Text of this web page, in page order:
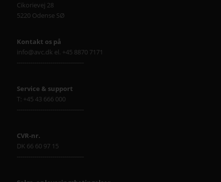
Cikorievej 28
5220 Odense SØ
Kontakt os på
info@avc.dk el. +45 8870 7171
----------------------------------
Service & support
T: +45 43 666 000
----------------------------------
CVR-nr.
DK 66 60 97 15
----------------------------------